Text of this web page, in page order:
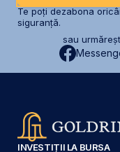
Te poți dezabona
siguranță.
sau
INVESTIȚII LA BURSA